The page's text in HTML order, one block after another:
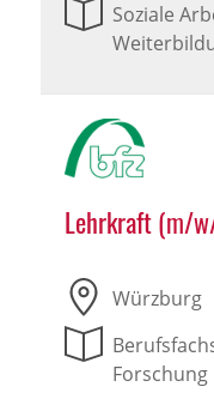
Soziale
Lehrkraft (m/
Würzburg
Forschung